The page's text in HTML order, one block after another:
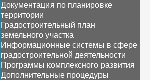
Документация по планировке
территории
Градостроительный план
земельного участка
Информационные системы в сфере
градостроительной деятельности
Программы комплексного развития
Дополнительные процедуры